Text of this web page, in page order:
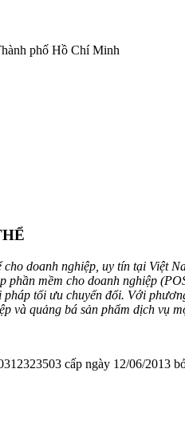
phố Hồ Chí Minh
doanh nghiệp, uy tín tại Việt
mềm cho doanh nghiệp
tối ưu chuyển đổi. Với
và quảng bá sản phẩm dịch vụ
cấp ngày 12/06/2013